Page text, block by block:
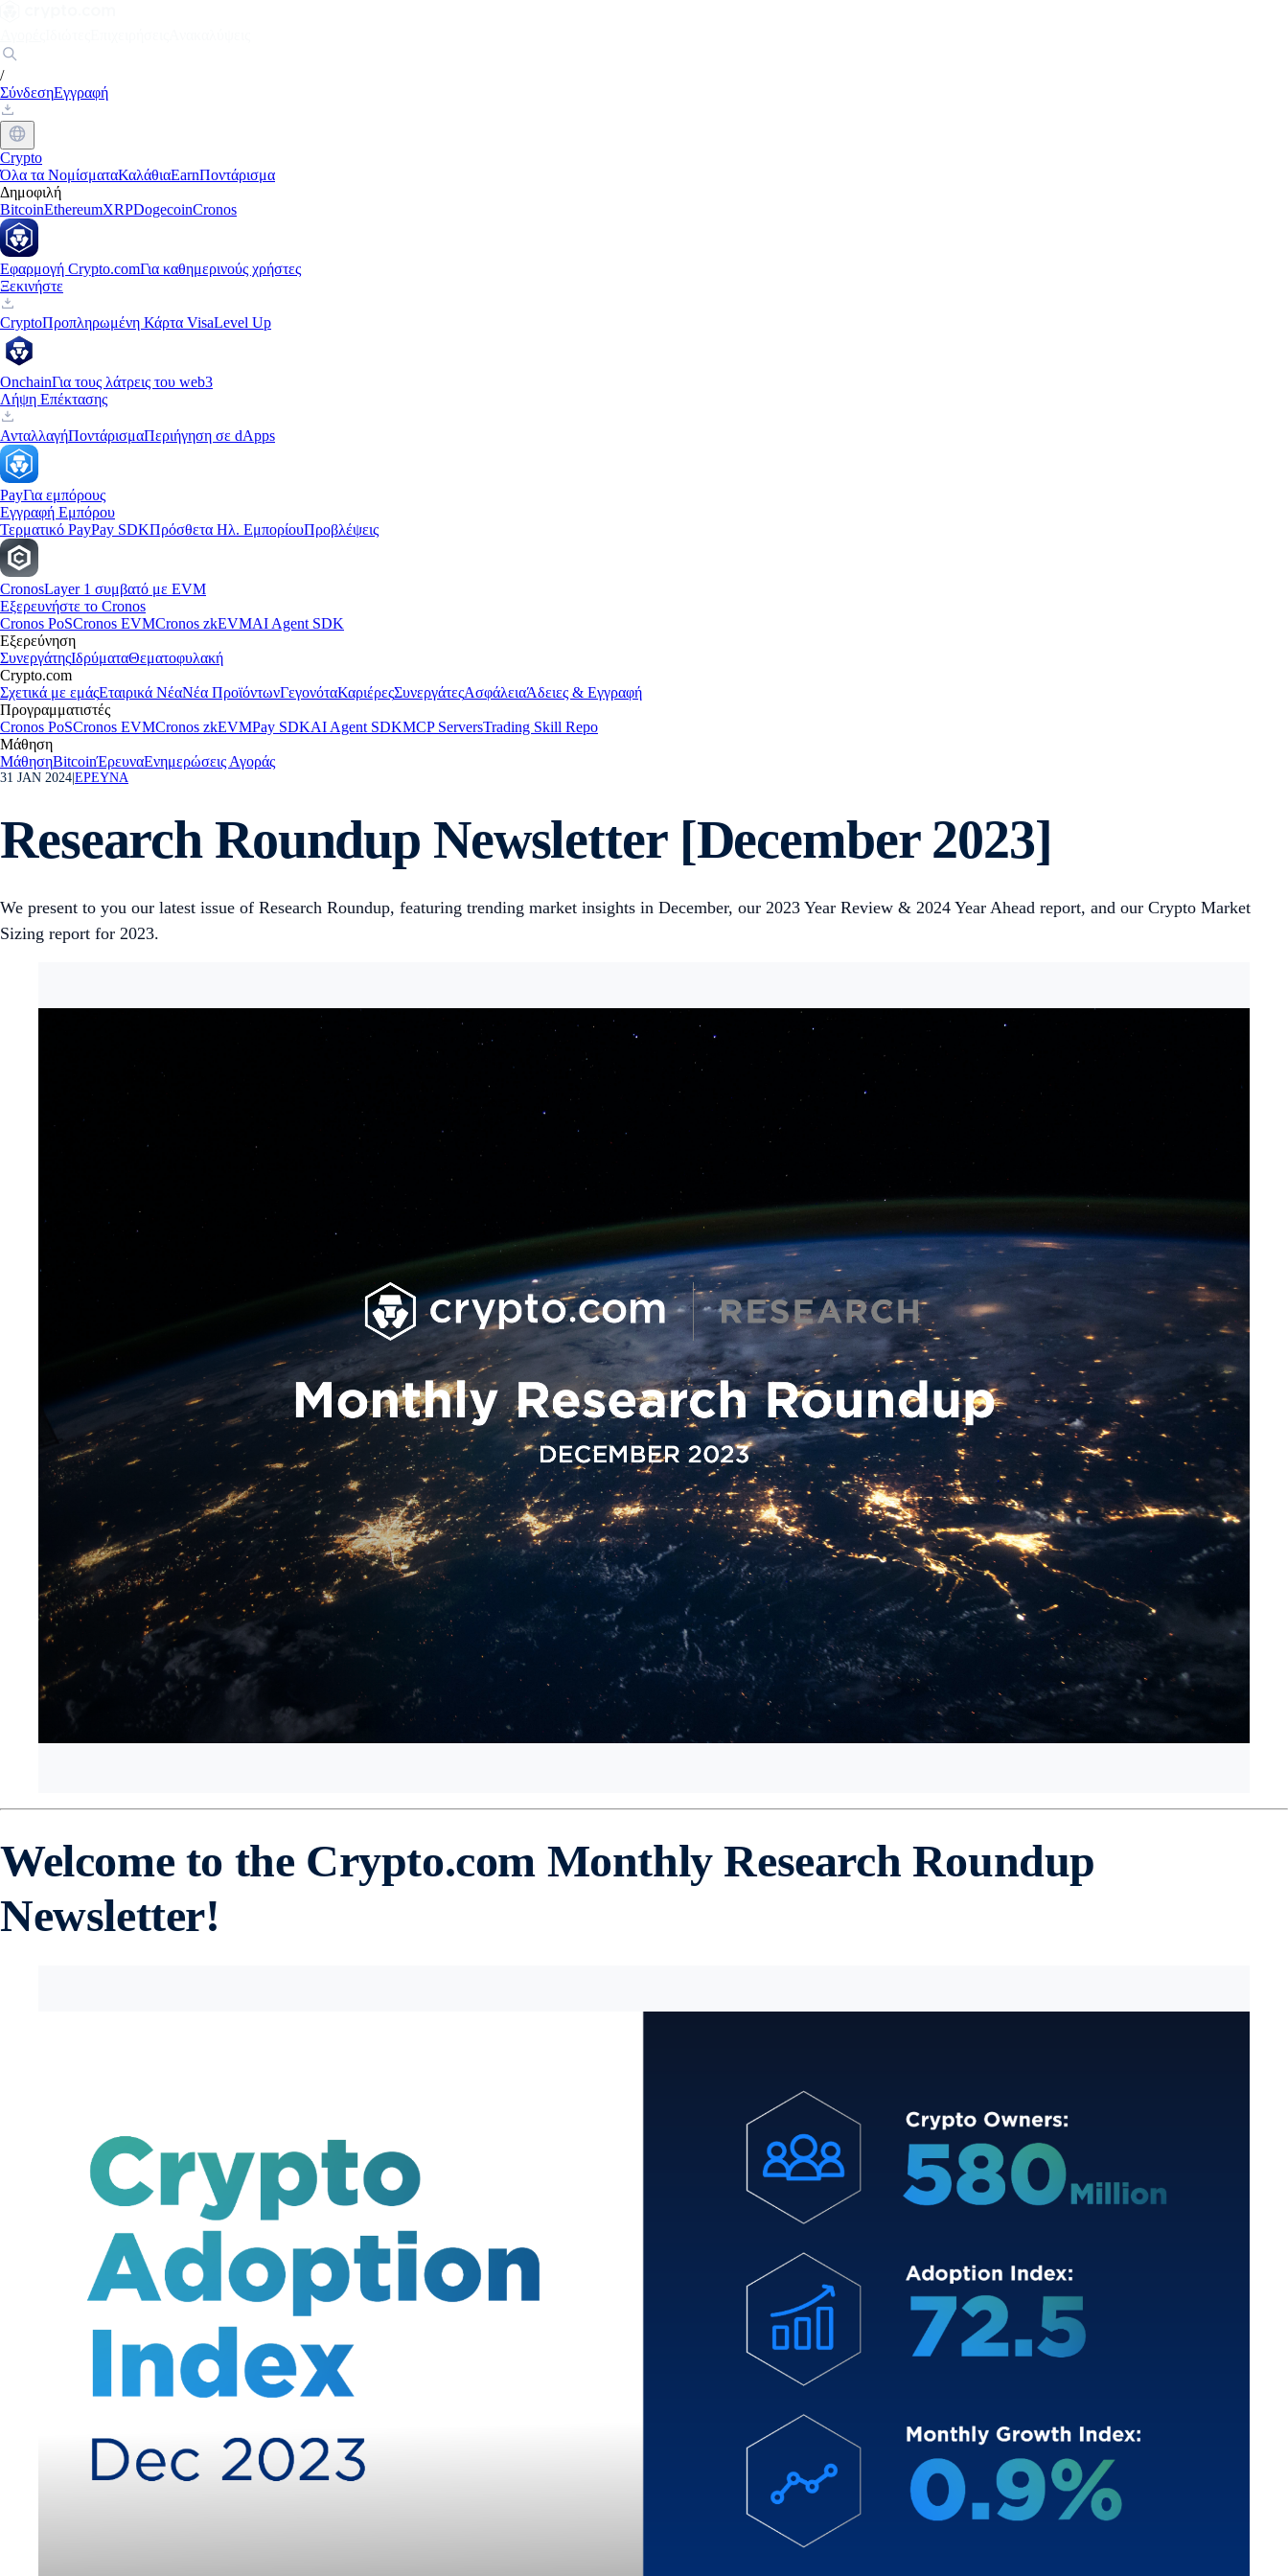
/
ΣύνδεσηΕγγραφή
Crypto
Όλα τα ΝομίσματαΚαλάθιαEarnΠοντάρισμα
Δημοφιλή
BitcoinEthereumXRPDogecoinCronos
Εφαρμογή Crypto.comΓια καθημερινούς χρήστες
Ξεκινήστε
CryptoΠροπληρωμένη Κάρτα VisaLevel Up
OnchainΓια τους λάτρεις του web3
Λήψη Επέκτασης
ΑνταλλαγήΠοντάρισμαΠεριήγηση σε dApps
PayΓια εμπόρους
Εγγραφή Εμπόρου
Τερματικό PayPay SDKΠρόσθετα Ηλ. ΕμπορίουΠροβλέψεις
CronosLayer 1 συμβατό με EVM
Εξερευνήστε το Cronos
Cronos PoSCronos EVMCronos zkEVMAI Agent SDK
Εξερεύνηση
ΣυνεργάτηςΙδρύματαΘεματοφυλακή
Crypto.com
Σχετικά με εμάςΕταιρικά ΝέαΝέα ΠροϊόντωνΓεγονόταΚαριέρεςΣυνεργάτεςΑσφάλειαΆδειες & Εγγραφή
Προγραμματιστές
Cronos PoSCronos EVMCronos zkEVMPay SDKAI Agent SDKMCP ServersTrading Skill Repo
Μάθηση
ΜάθησηBitcoinΈρευναΕνημερώσεις Αγοράς
31 JAN 2024 ΕΡΕΥΝΑ
Research Roundup Newsletter [December 2023]
We present to you our latest issue of Research Roundup, featuring trending market insights in December, our 2023 Year Review & 2024 Year Ahead report, and our Crypto Market
Sizing report for 2023.
Welcome to the Crypto.com Monthly Research Roundup
Newsletter!